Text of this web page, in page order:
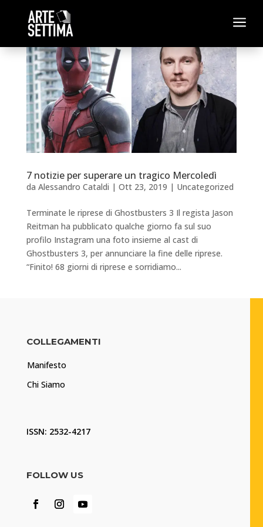
a
7 notizie per superare un tragico Mercoledì
da Alessandro Cataldi | Ott 23, 2019 | Uncategorized
Terminate le riprese di Ghostbusters 3 Il regista Jason
Reitman ha pubblicato qualche giorno fa sul suo
profilo Instagram una foto insieme al cast di
Ghostbusters 3, per annunciare la fine delle riprese.
“Finito! 68 giorni di riprese e sorridiamo...
COLLEGAMENTI
Manifesto
Chi Siamo
ISSN: 2532-4217
FOLLOW US